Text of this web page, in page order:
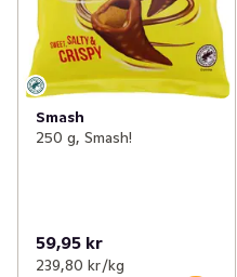
Smash
250 g, Smash!
59,95 kr
239,80 kr /kg